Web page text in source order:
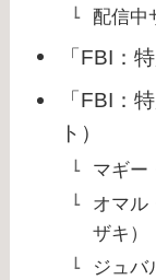
配信中
「FBI：
「FBI：
ト）
マギー
オマル
ザキ）
ジュバ